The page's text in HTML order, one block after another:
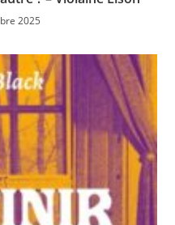
2025